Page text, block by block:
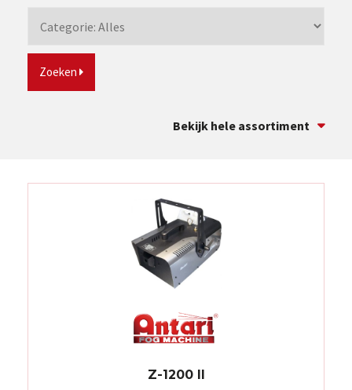
Zoeken
Bekijk hele assortiment
Z-1200 II